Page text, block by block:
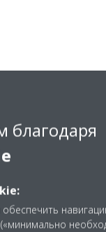
на пыльцу:
лечение,
посредством
новые
пыльцы в
которые
такие частицы,
благодаря
(«минимально